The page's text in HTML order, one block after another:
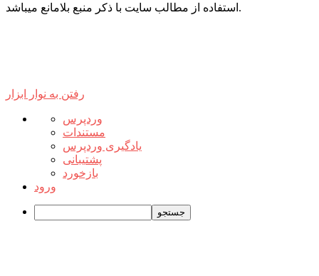
استفاده از مطالب سایت با ذکر منبع بلامانع میباشد.
رفتن به نوار ابزار
درباره
وردپرس
وردپرس
مستندات
یادگیری وردپرس
پشتیبانی
بازخورد
ورود
جستجو